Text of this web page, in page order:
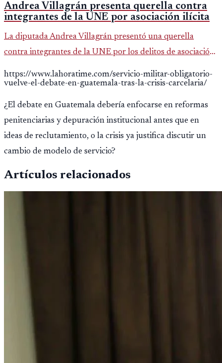
Andrea Villagrán presenta querella contra
integrantes de la UNE por asociación ilícita
La diputada Andrea Villagrán presentó una querella
contra integrantes de la UNE por los delitos de asociación
https://www.lahoratime.com/servicio-militar-obligatorio-
vuelve-el-debate-en-guatemala-tras-la-crisis-carcelaria/
¿El debate en Guatemala debería enfocarse en reformas
penitenciarias y depuración institucional antes que en
ideas de reclutamiento, o la crisis ya justifica discutir un
cambio de modelo de servicio?
Artículos relacionados